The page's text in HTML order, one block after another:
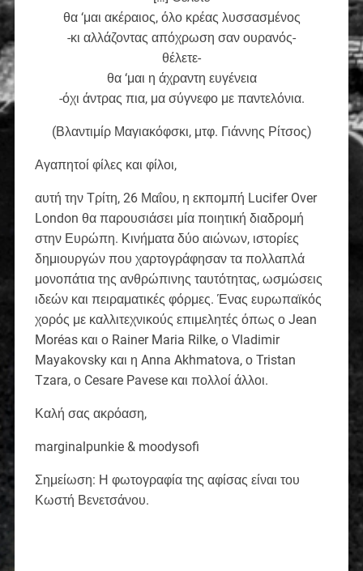
θα ‘μαι ακέραιος, όλο κρέας λυσσασμένος
-κι αλλάζοντας απόχρωση σαν ουρανός-
θέλετε-
θα ‘μαι η άχραντη ευγένεια
-όχι άντρας πια, μα σύγνεφο με παντελόνια.
(Βλαντιμίρ Μαγιακόφσκι, μτφ. Γιάννης Ρίτσος)
Αγαπητοί φίλες και φίλοι,
αυτή την Τρίτη, 26 Μαΐου, η εκπομπή Lucifer Over
London θα παρουσιάσει μία ποιητική διαδρομή
στην Ευρώπη. Κινήματα δύο αιώνων, ιστορίες
δημιουργών που χαρτογράφησαν τα πολλαπλά
μονοπάτια της ανθρώπινης ταυτότητας, ωσμώσεις
ιδεών και πειραματικές φόρμες. Ένας ευρωπαϊκός
χορός με καλλιτεχνικούς επιμελητές όπως ο Jean
Moréas και ο Rainer Maria Rilke, ο Vladimir
Mayakovsky και η Anna Akhmatova, ο Tristan
Tzara, ο Cesare Pavese και πολλοί άλλοι.
Καλή σας ακρόαση,
marginalpunkie & moodysofi
Σημείωση: Η φωτογραφία της αφίσας είναι του
Κωστή Βενετσάνου.